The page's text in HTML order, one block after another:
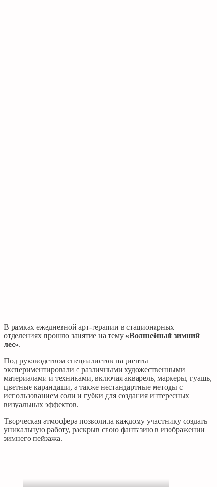
В рамках ежедневной арт-терапии в стационарных
отделениях прошло занятие на тему «Волшебный зимний
лес».
Под руководством специалистов пациенты
экспериментировали с различными художественными
материалами и техниками, включая акварель, маркеры, гуашь,
цветные карандаши, а также нестандартные методы с
использованием соли и губки для создания интересных
визуальных эффектов.
Творческая атмосфера позволила каждому участнику создать
уникальную работу, раскрыв свою фантазию в изображении
зимнего пейзажа.